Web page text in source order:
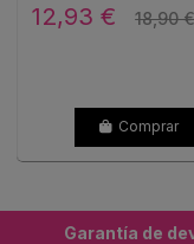
12,93 € 18,90 €
Comprar
Garantía de